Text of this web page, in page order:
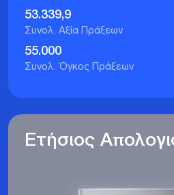
53.339,9
Συνολ. Αξία Πράξεων
55.000
Συνολ. Όγκος Πράξεων
Ετήσιος